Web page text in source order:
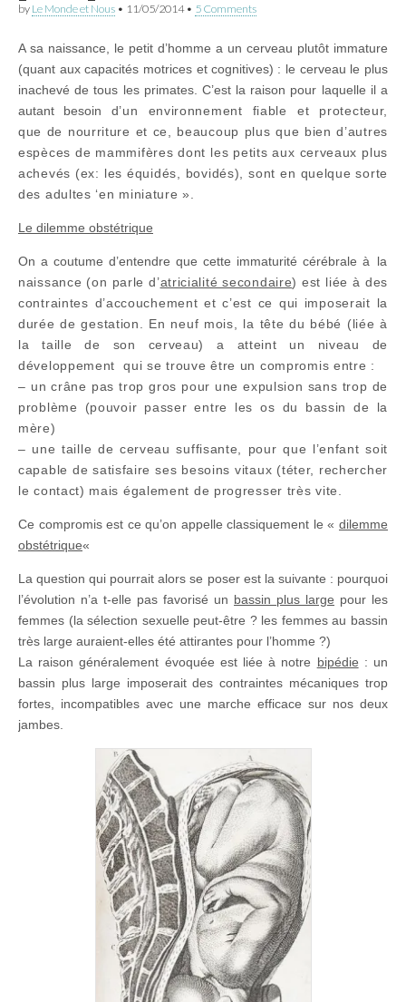
by Le Monde et Nous • 11/05/2014• 5 Comments
A sa naissance, le petit d’homme a un cerveau plutôt immature
(quant aux capacités motrices et cognitives) : le cerveau le plus
inachevé de tous les primates. C’est la raison pour laquelle il a
autant besoin d’un environnement fiable et protecteur,
que de nourriture et ce, beaucoup plus que bien d’autres
espèces de mammifères dont les petits aux cerveaux plus
achevés (ex: les équidés, bovidés), sont en quelque sorte
des adultes ‘en miniature ».
Le dilemme obstétrique
On a coutume d’entendre que cette immaturité cérébraleà la
naissance (on parle d’atricialité secondaire) est liée à des
contraintes d’accouchement et c’est ce qui imposerait la
durée de gestation. En neuf mois, la tête du bébé (liée à
la taille de son cerveau) a atteint un niveau de
développement qui se trouve être un compromis entre :
– un crâne pas trop gros pour une expulsion sans trop de
problème (pouvoir passer entre les os du bassin de la
mère)
– une taille de cerveau suffisante, pour que l’enfant soit
capable de satisfaire ses besoins vitaux (téter, rechercher
le contact) mais également de progresser très vite.
Ce compromis est ce qu’on appelle classiquement le « dilemme
obstétrique«
La question qui pourrait alors se poser est la suivante : pourquoi
l’évolution n’a t-elle pas favorisé un bassin plus large pour les
femmes (la sélection sexuelle peut-être ? les femmes au bassin
très large auraient-elles été attirantes pour l’homme ?)
La raison généralement évoquée est liée à notre bipédie : un
bassin plus large imposerait des contraintes mécaniques trop
fortes, incompatibles avec une marche efficace sur nos deux
jambes.